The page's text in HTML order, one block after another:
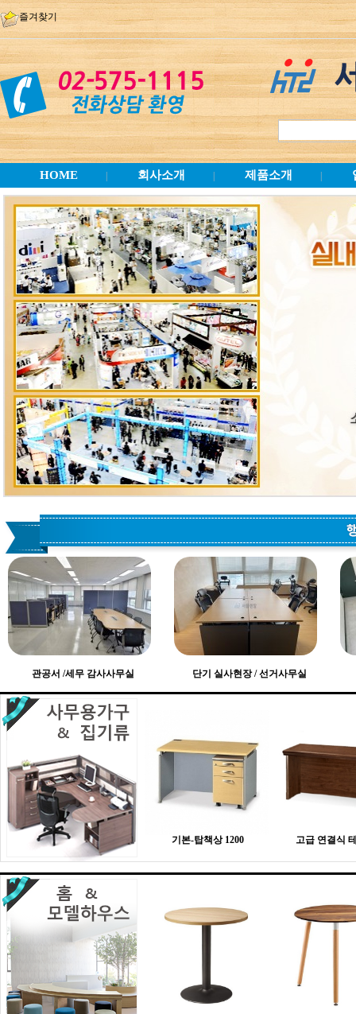
즐겨찾기
HOME 회사소개 제품소개
관공서 /세무 감사사무실 단기 실사현장 / 선거사무실
기본-탑책상 1200 고급 연결식